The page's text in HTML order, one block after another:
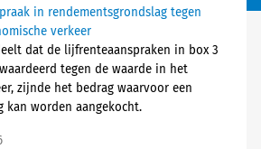
in rendementsgrondslag tegen
verkeer
dat de lijfrenteaanspraken in box 3
tegen de waarde in het
zijnde het bedrag waarvoor een
worden aangekocht.